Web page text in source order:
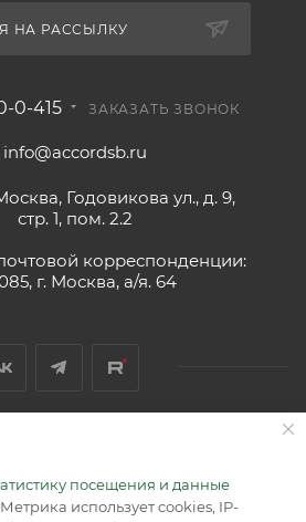
НА РАССЫЛКУ
0-415 ЗАКАЗАТЬ ЗВОНОК
info@accordsb.ru
Годовикова ул., д. 9,
стр. 1, пом. 2.2
корреспонденции:
г. Москва, а/я. 64
Ваше внимание на то, что вся
на сайте, носит
и не является публичной
посещения и данные
Метрика использует cookies, IP-